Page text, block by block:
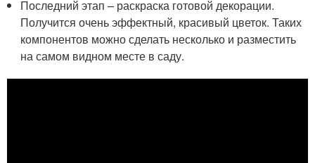
Последний этап – раскраска готовой декорации.
Получится очень эффектный, красивый цветок. Таких
компонентов можно сделать несколько и разместить
на самом видном месте в саду.